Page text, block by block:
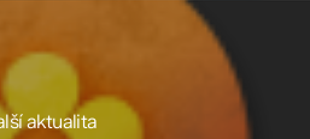
aktualita